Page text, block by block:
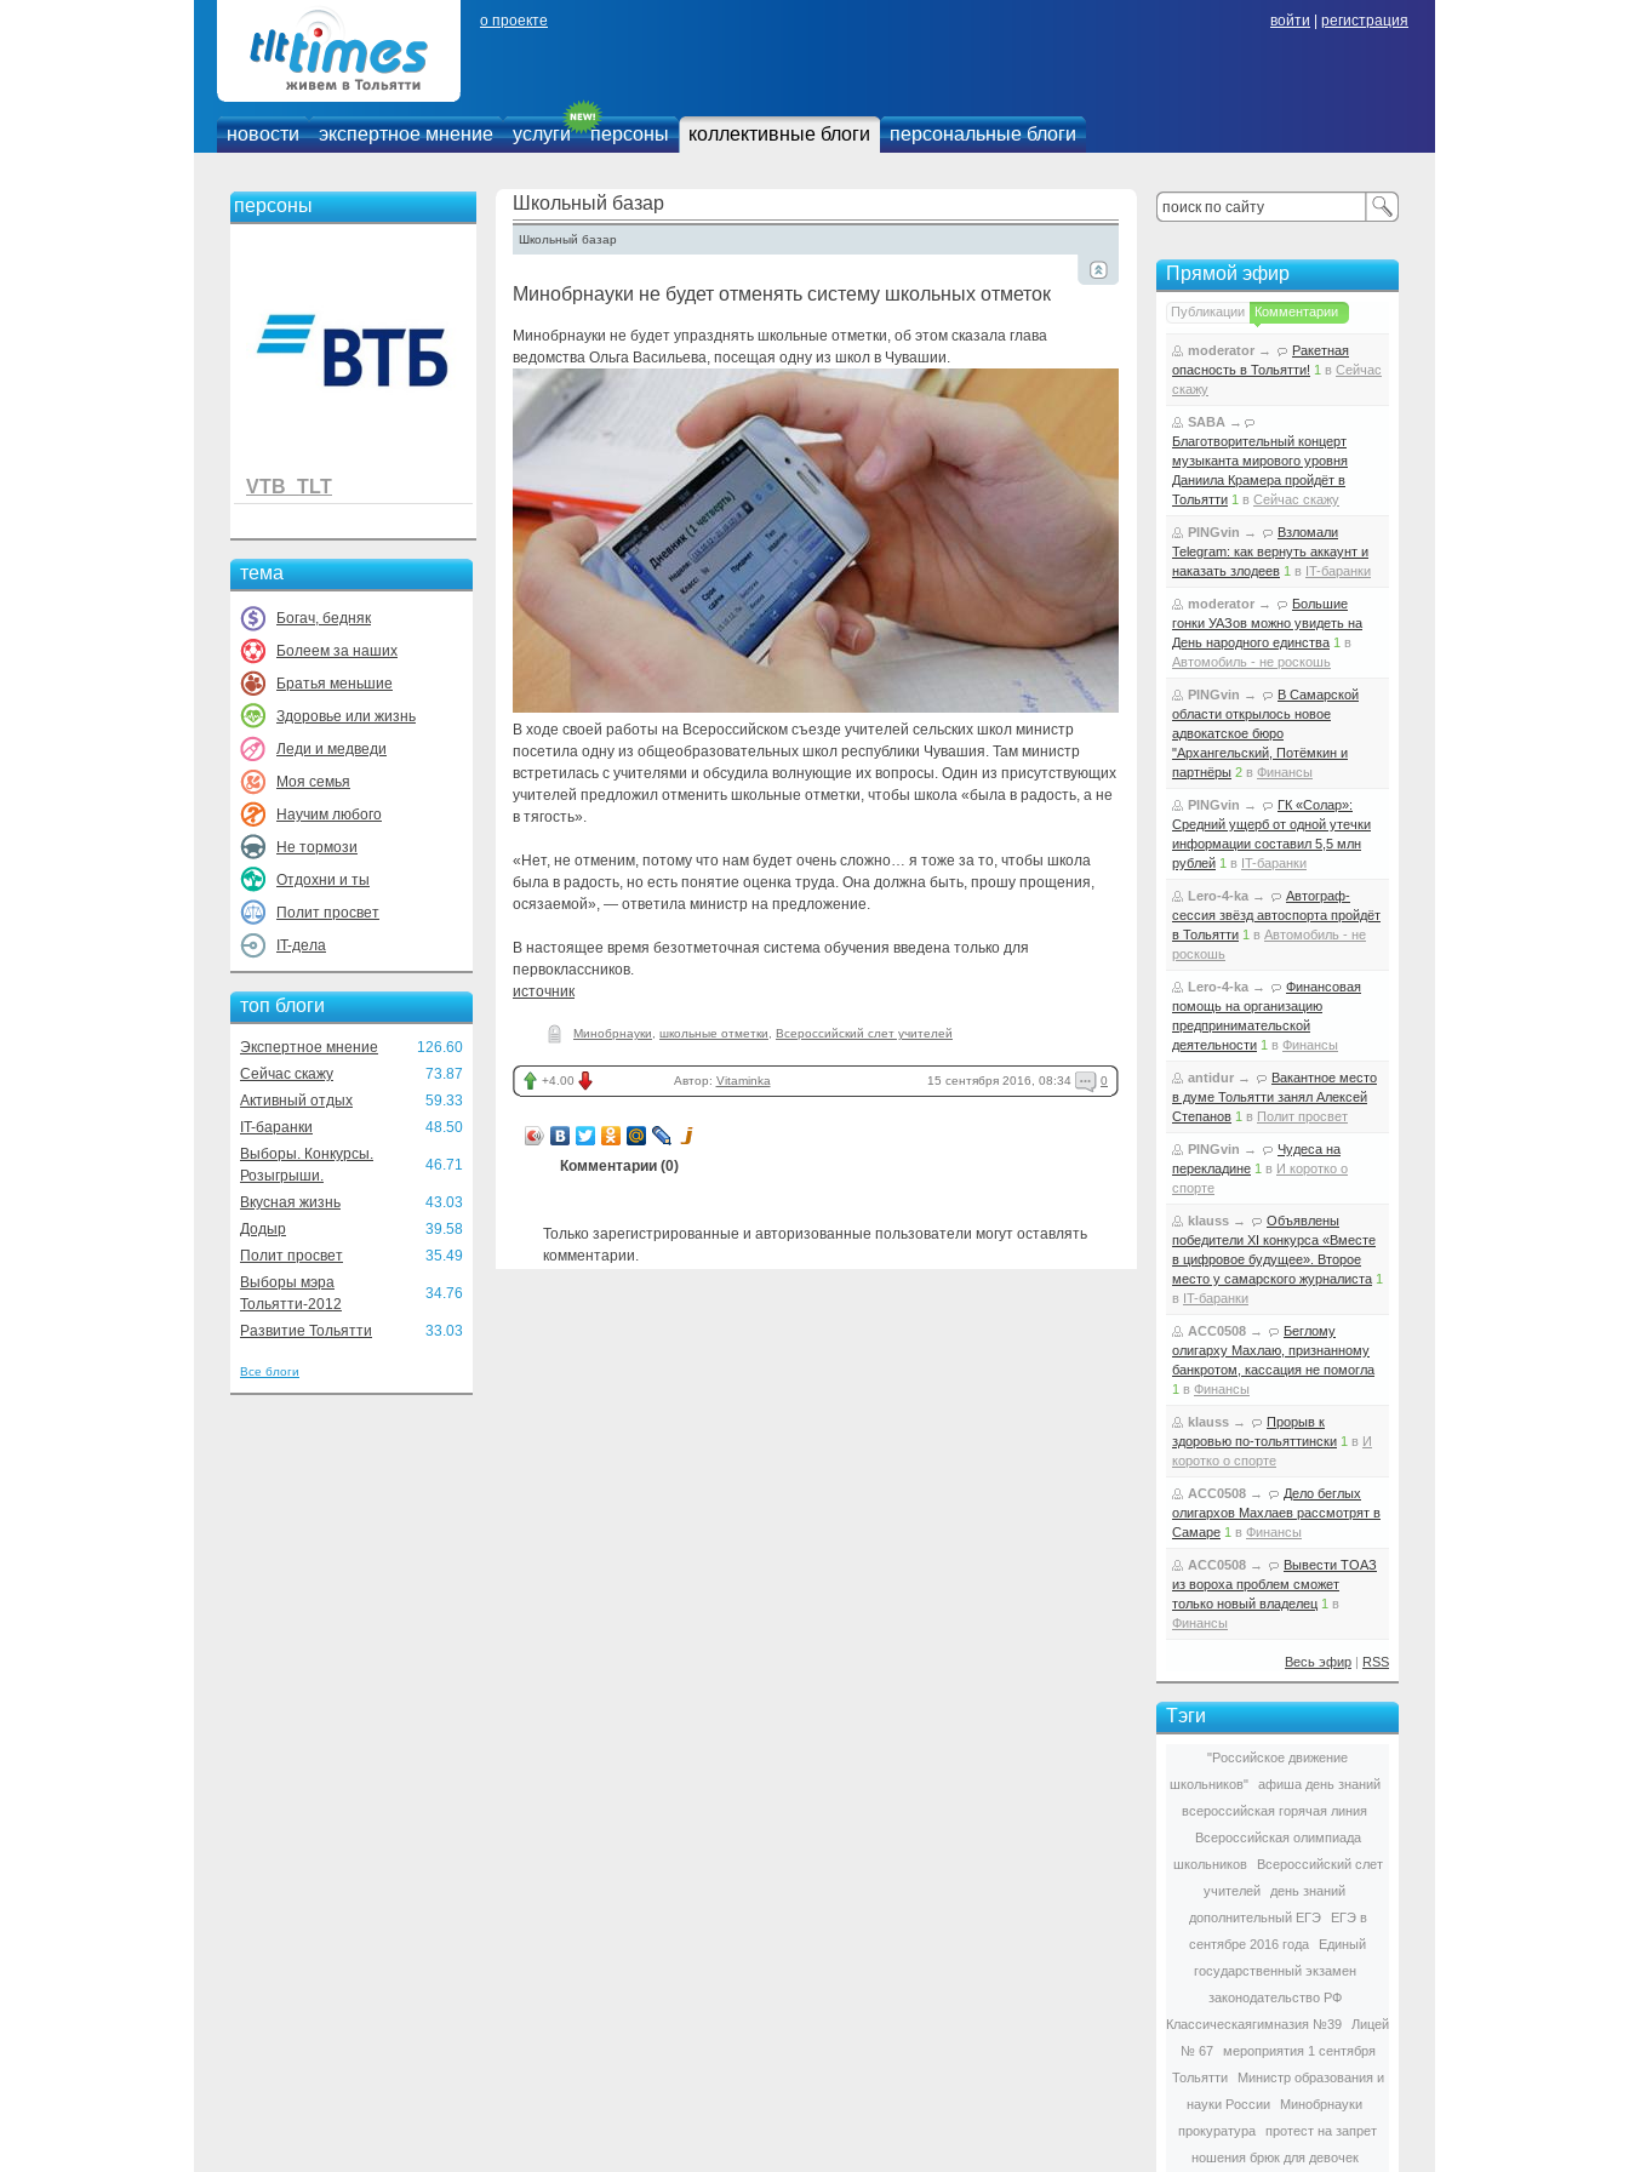
о проекте войти регистрация
новости экспертное мнение услуги персоны коллективные блоги персональные блоги
персоны
VTB_TLT
тема
Богач, бедняк
Болеем за наших
Братья меньшие
Здоровье или жизнь
Леди и медведи
Моя семья
Научим любого
Не тормози
Отдохни и ты
Полит просвет
IT-дела
топ блоги
Экспертное мнение
126.60
Сейчас скажу
73.87
Активный отдых
59.33
IT-баранки
48.50
Выборы. Конкурсы.
Розыгрыши.
46.71
Вкусная жизнь
43.03
Додыр
39.58
Полит просвет
35.49
Выборы мэра
Тольятти-2012
34.76
Развитие Тольятти 33.03
Все блоги
Школьный базар
Школьный базар
Минобрнауки не будет отменять систему школьных отметок
Минобрнауки не будет упразднять школьные отметки, об этом сказала глава
ведомства Ольга Васильева, посещая одну из школ в Чувашии.
В ходе своей работы на Всероссийском съезде учителей сельских школ министр
посетила одну из общеобразовательных школ республики Чувашия. Там министр
встретилась с учителями и обсудила волнующие их вопросы. Один из присутствующих
учителей предложил отменить школьные отметки, чтобы школа «была в радость, а не
в тягость».
«Нет, не отменим, потому что нам будет очень сложно… я тоже за то, чтобы школа
была в радость, но есть понятие оценка труда. Она должна быть, прошу прощения,
осязаемой», — ответила министр на предложение.
В настоящее время безотметочная система обучения введена только для
первоклассников.
источник
Минобрнауки школьные отметки Всероссийский слет учителей
+4.00 Автор: Vitaminka 15 сентября 2016, 08:34 0
Комментарии (0)
Только зарегистрированные и авторизованные пользователи могут оставлять
комментарии.
Прямой эфир
Публикации Комментарии
moderator →
Ракетная
опасность в Тольятти! 1 в Сейчас
скажу
SABA →
Благотворительный концерт
музыканта мирового уровня
Даниила Крамера пройдёт в
Тольятти 1 в Сейчас скажу
PINGvin →
Взломали
Telegram: как вернуть аккаунт и
наказать злодеев 1 в IT-баранки
moderator →
Большие
гонки УАЗов можно увидеть на
День народного единства 1 в
Автомобиль - не роскошь
PINGvin →
В Самарской
области открылось новое
адвокатское бюро
"Архангельский, Потёмкин и
партнёры 2 в Финансы
PINGvin →
ГК «Солар»:
Средний ущерб от одной утечки
информации составил 5,5 млн
рублей 1 в IT-баранки
Lero-4-ka →
Автограф-
сессия звёзд автоспорта пройдёт
в Тольятти 1 в Автомобиль - не
роскошь
Lero-4-ka →
Финансовая
помощь на организацию
предпринимательской
деятельности 1 в Финансы
antidur →
Вакантное место
в думе Тольятти занял Алексей
Степанов 1 в Полит просвет
PINGvin →
Чудеса на
перекладине 1 в И коротко о
спорте
klauss →
Объявлены
победители XI конкурса «Вместе
в цифровое будущее». Второе
место у самарского журналиста 1
в IT-баранки
ACC0508 →
Беглому
олигарху Махлаю, признанному
банкротом, кассация не помогла
1 в Финансы
klauss →
Прорыв к
здоровью по-тольяттински 1 в И
коротко о спорте
ACC0508 →
Дело беглых
олигархов Махлаев рассмотрят в
Самаре 1 в Финансы
ACC0508 →
Вывести ТОАЗ
из вороха проблем сможет
только новый владелец 1 в
Финансы
Весь эфир | RSS
Тэги
"Российское движение
школьников"
афиша день знаний
всероссийская горячая линия
Всероссийская олимпиада
школьников
Всероссийский слет
учителей
день знаний
дополнительный ЕГЭ
ЕГЭ в
сентябре 2016 года
Единый
государственный экзамен
законодательство РФ
Классическаягимназия №39
Лицей
№ 67
мероприятия 1 сентября
Тольятти
Министр образования и
науки России
Минобрнауки
прокуратура
протест на запрет
ношения брюк для девочек